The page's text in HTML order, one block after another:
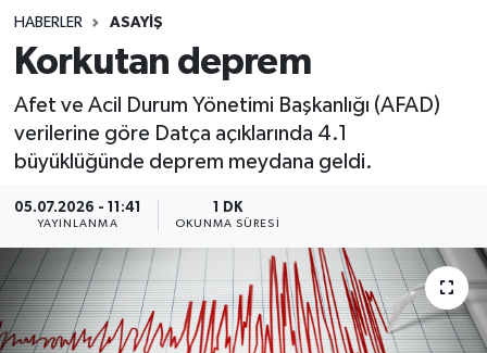
HABERLER ASAYIŞ
Korkutan deprem
Afet ve Acil Durum Yönetimi Başkanlığı (AFAD)
verilerine göre Datça açıklarında 4.1
büyüklüğünde deprem meydana geldi.
05.07.2026 - 11:41
YAYINLANMA
1 DK
OKUNMA SÜRESI
Spor
Teknoloji
Yaşam